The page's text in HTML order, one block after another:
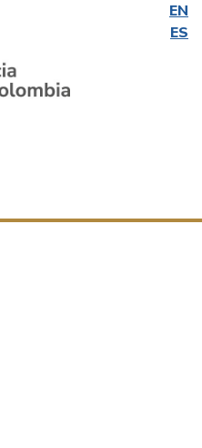
EN
ES